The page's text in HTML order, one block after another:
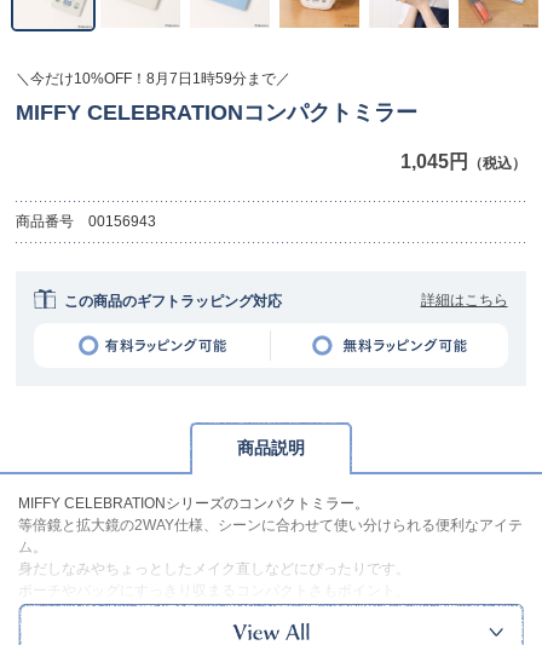
＼今だけ10%OFF！8月7日1時59分まで／
MIFFY CELEBRATIONコンパクトミラー
1,045円 （税込）
商品番号 00156943
この商品のギフトラッピング対応 詳細はこちら
商品説明
MIFFY CELEBRATIONシリーズのコンパクトミラー。
等倍鏡と拡大鏡の2WAY仕様、シーンに合わせて使い分けられる便利なアイテ
ム。
身だしなみやちょっとしたメイク直しなどにぴったりです。
同シリーズのアイテムで揃えて使いたくなる可愛さです◎
※本品に付いているご注意書きをお読みの上ご使用ください。